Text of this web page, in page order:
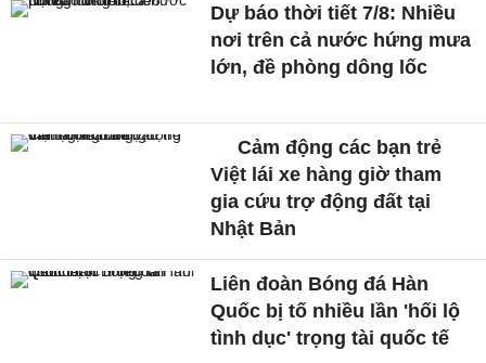
Dự báo thời tiết 7/8: Nhiều
nơi trên cả nước hứng mưa
lớn, đề phòng dông lốc
Cảm động các bạn trẻ
Việt lái xe hàng giờ tham
gia cứu trợ động đất tại
Nhật Bản
Liên đoàn Bóng đá Hàn
Quốc bị tố nhiều lần 'hối lộ
tình dục' trọng tài quốc tế